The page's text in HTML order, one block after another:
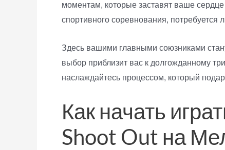
моментам, которые заставят ваше
спортивного соревнования,
Здесь вашими главными союзниками
выбор приблизит вас к долгожданному
наслаждайтесь процессом, который
Как начать
Shoot Out на